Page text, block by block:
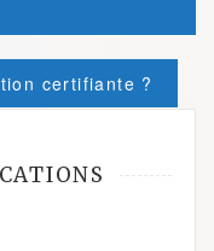
certifiante ?